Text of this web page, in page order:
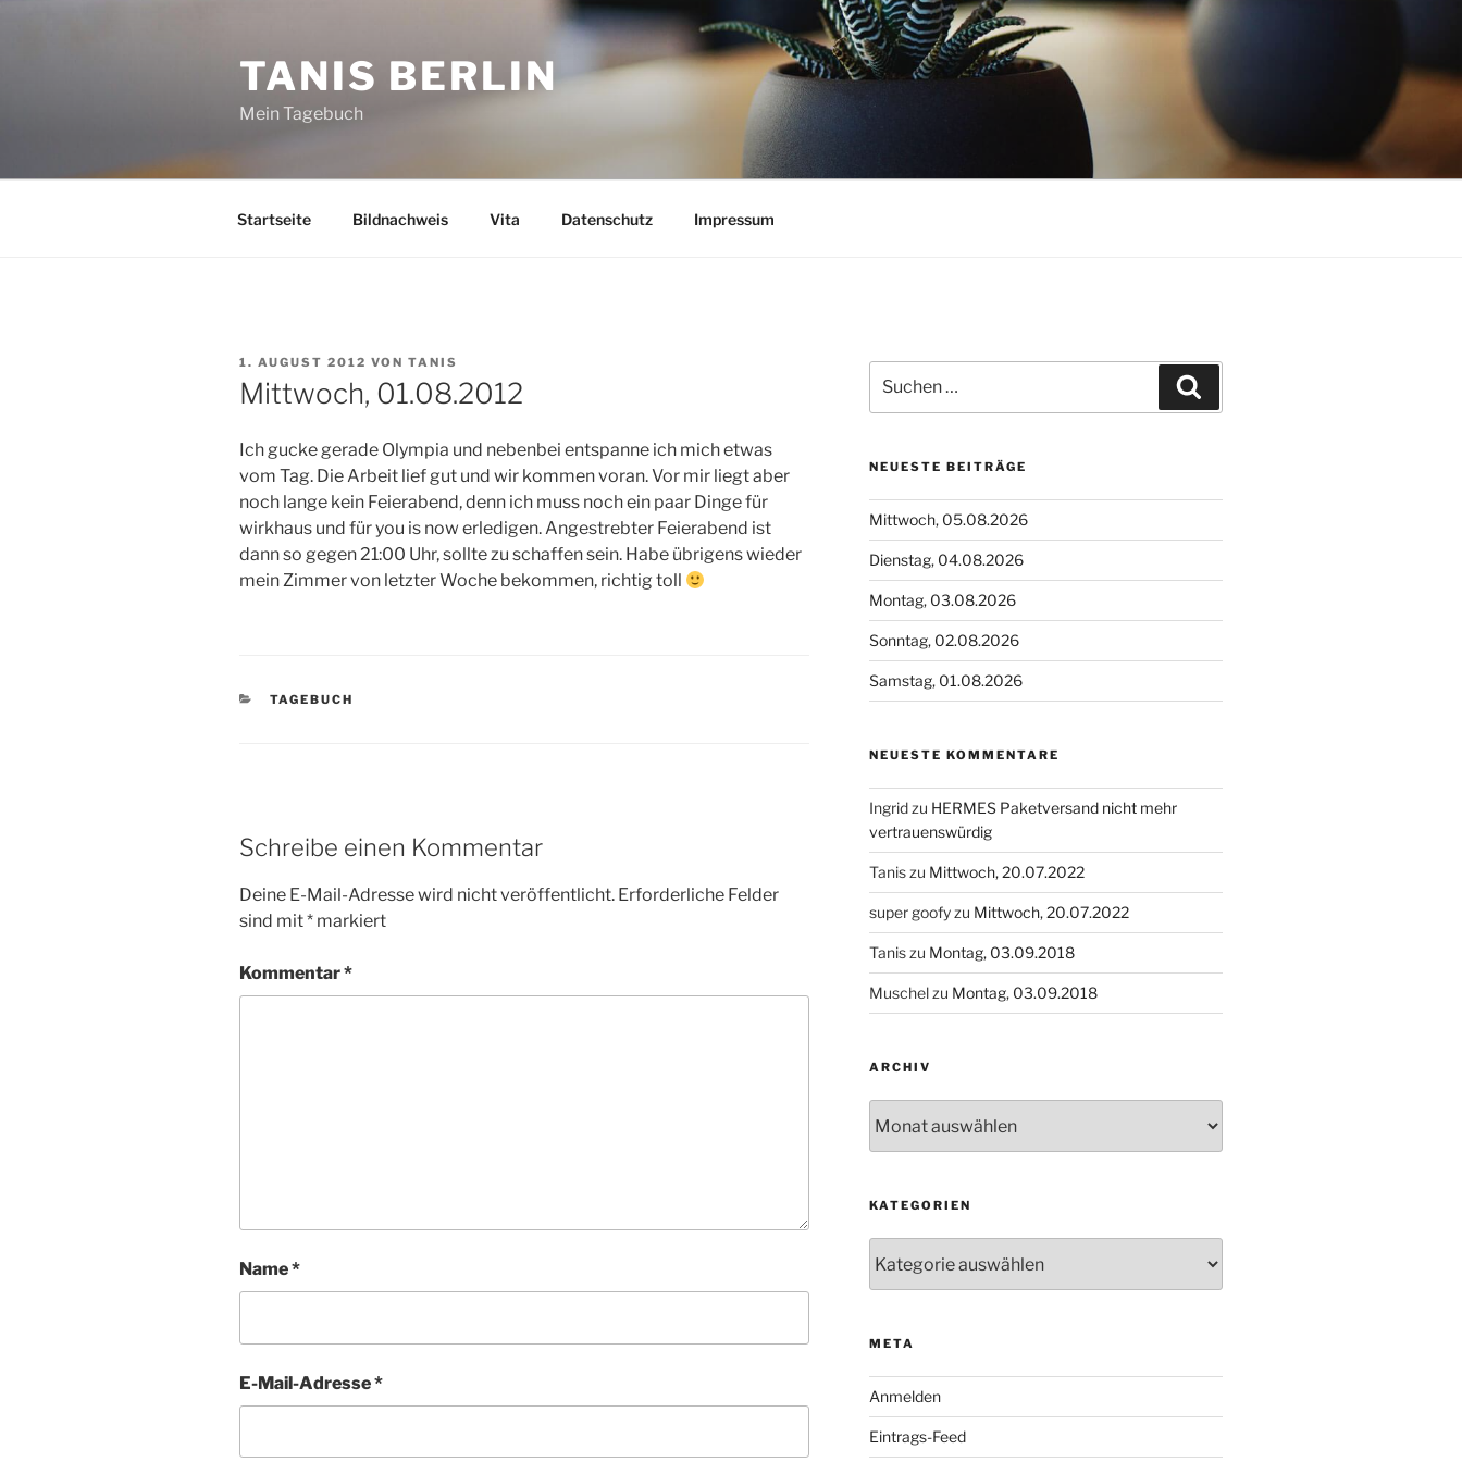
TANIS BERLIN
Mein Tagebuch
Startseite Bildnachweis Vita Datenschutz Impressum
VERÖFFENTLICHT
AM
1. AUGUST 2012 VON TANIS
Mittwoch, 01.08.2012
Ich gucke gerade Olympia und nebenbei entspanne ich mich etwas
vom Tag. Die Arbeit lief gut und wir kommen voran. Vor mir liegt aber
noch lange kein Feierabend, denn ich muss noch ein paar Dinge für
wirkhaus und für you is now erledigen. Angestrebter Feierabend ist
dann so gegen 21:00 Uhr, sollte zu schaffen sein. Habe übrigens wieder
mein Zimmer von letzter Woche bekommen, richtig toll
KATEGORIEN
TAGEBUCH
Schreibe einen Kommentar
Deine E-Mail-Adresse wird nicht veröffentlicht. Erforderliche Felder
sind mit* markiert
Kommentar*
Name*
E-Mail-Adresse*
nach:
NEUESTE BEITRÄGE
Mittwoch, 05.08.2026
Dienstag, 04.08.2026
Montag, 03.08.2026
Sonntag, 02.08.2026
Samstag, 01.08.2026
NEUESTE KOMMENTARE
Ingridzu HERMES Paketversand nicht mehr
vertrauenswürdig
Taniszu Mittwoch, 20.07.2022
super goofyzu Mittwoch, 20.07.2022
Taniszu Montag, 03.09.2018
Muschelzu Montag, 03.09.2018
ARCHIV
KATEGORIEN
META
Anmelden
Eintrags-Feed